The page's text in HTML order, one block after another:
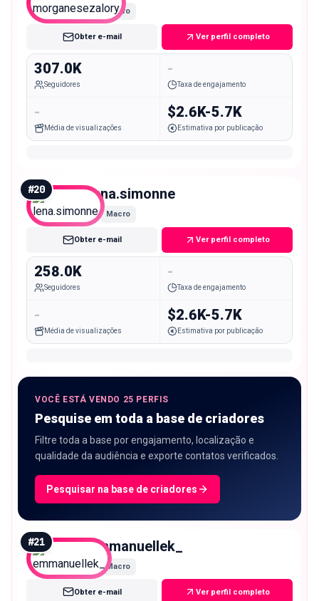
Macro
Obter e-mail Ver perfil completo
307.0K
Seguidores
-
Taxa de engajamento
-
Média de visualizações
$2.6K-5.7K
Estimativa por publicação
#20 lena.simonne
Macro
Obter e-mail Ver perfil completo
258.0K
Seguidores
-
Taxa de engajamento
-
Média de visualizações
$2.6K-5.7K
Estimativa por publicação
VOCÊ ESTÁ VENDO 25 PERFIS
Pesquise em toda a base de criadores
Filtre toda a base por engajamento, localização e
qualidade da audiência e exporte contatos verificados.
Pesquisar na base de criadores
#21 emmanuellek_
Macro
Obter e-mail Ver perfil completo